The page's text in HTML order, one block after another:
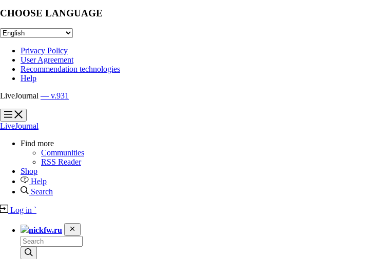
CHOOSE LANGUAGE
Privacy Policy
User Agreement
Recommendation technologies
Help
LiveJournal — v.931
?
?
LiveJournal
Find more
Communities
RSS Reader
Shop
Help
Search
Log in `
nickfw.ru